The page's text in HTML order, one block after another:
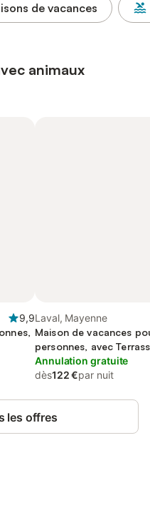
de vacances
animaux
9,9Laval, Mayenne
Maison de vacances
personnes, avec
Annulation gratuite
dès122 €par nuit
les offres